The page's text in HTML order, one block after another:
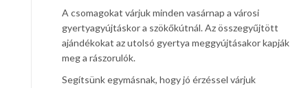
A csomagokat várjuk minden vasárnap a városi
gyertyagyújtáskor a szökőkútnál. Az összegyűjtött
ajándékokat az utolsó gyertya meggyújtásakor kapják
meg a rászorulók.
Segítsünk egymásnak, hogy jó érzéssel várjuk